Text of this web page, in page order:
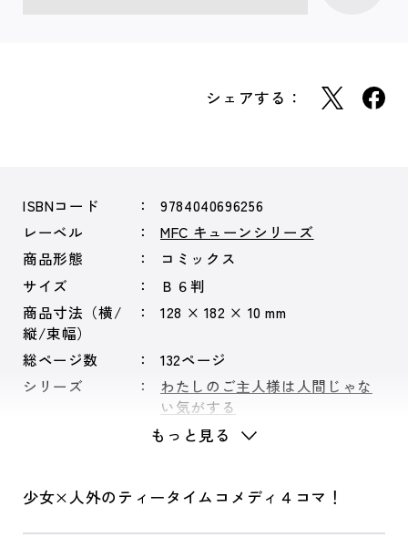
シェアする：
ISBNコード
9784040696256
レーベル
MFC キューンシリーズ
商品形態
コミックス
サイズ
Ｂ６判
商品寸法（横/
縦/束幅）
128 × 182 × 10 mm
総ページ数
132ページ
シリーズ
わたしのご主人様は人間じゃな
い気がする
もっと見る
少女×人外のティータイムコメディ４コマ！